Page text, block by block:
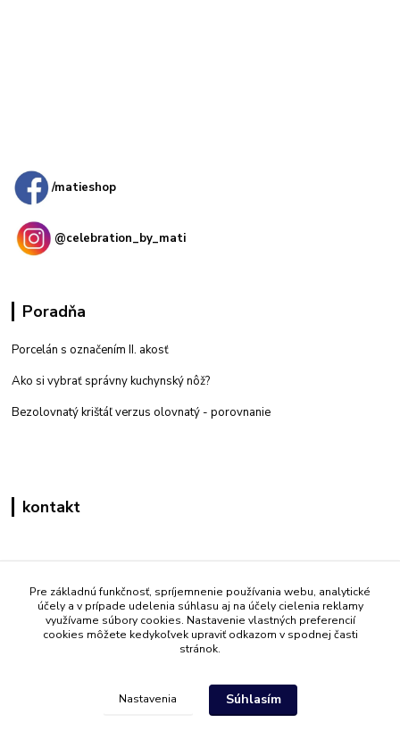
/matieshop
@celebration_by_mati
Poradňa
Porcelán s označením II. akosť
Ako si vybrať správny kuchynský nôž?
Bezolovnatý krištáľ verzus olovnatý - porovnanie
kontakt
+421 908 861 051
(Po - Pia 7:30-15:30)
info@mati.sk
Pre základnú funkčnosť, spríjemnenie používania webu, analytické
účely a v prípade udelenia súhlasu aj na účely cielenia reklamy
využívame súbory cookies. Nastavenie vlastných preferencií
cookies môžete kedykoľvek upraviť odkazom v spodnej časti
stránok.
Nastavenia Súhlasím